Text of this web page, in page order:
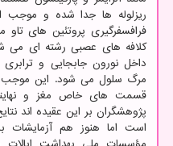
ریزلوله ها جدا شده و موجب
فرافسفرگیری پروتئین های
کلافه های عصبی رشته ای می
داخل نورون جابجایی و
مرگ سلول می شود. این موجب
قسمت های خاص مغز و
پژوهشگران بر این عقیده اند
است اما هنوز هم آزمایشات